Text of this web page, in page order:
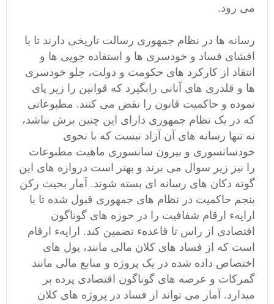
می رود.
رسانه ها در نظام جمهوری رسالت تاریخی دارند تا با
افشای فساد و خودسری ها و استفاده جویی ها و
انتقاد از کارکرد های حکومت و دولت، جلو خودسری
ها و قلدری های آنانی رابگیرد که قوانین را زیر پای
نموده و حاکمیت قانون را نقض می کنند. مطبوعاتی
که در یک نظام جمهوری دارای این چنین برش نباشد،
نه تنها رسانه های آن آزاد نبست که با نحوی
خودسانسوری و بیرون سانسوری ماهیت مطبوعات
را نیز زیر سوال می برند و بهتر است دروازه های این
گونه دکان های رسانه ای بسته شوند. آمار بحیث رکن
پنجم حاکمیت در نظام های جمهوری قبول شده تا با
ارایهء ارقام شفافیت را در حوزه های گوناگون
افتصادی از راس تا قاعدهء تضمین کند. ارایهء ارقام
است که از فساد های کلان مالی مانند، پول های
اختصاص داده شده در یک پروژه و منابع مالی مانند
گمرکات و عرصه های گوناگون اقتصادی پرده بر
میدارد. آمار می تواند از فساد در پروژه های کلان